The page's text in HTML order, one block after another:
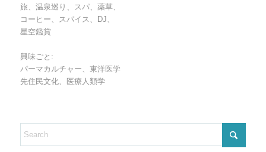
旅、温泉巡り、スパ、薬草、
コーヒー、スパイス、DJ、
星空鑑賞
興味ごと:
パーマカルチャー、東洋医学
先住民文化、医療人類学